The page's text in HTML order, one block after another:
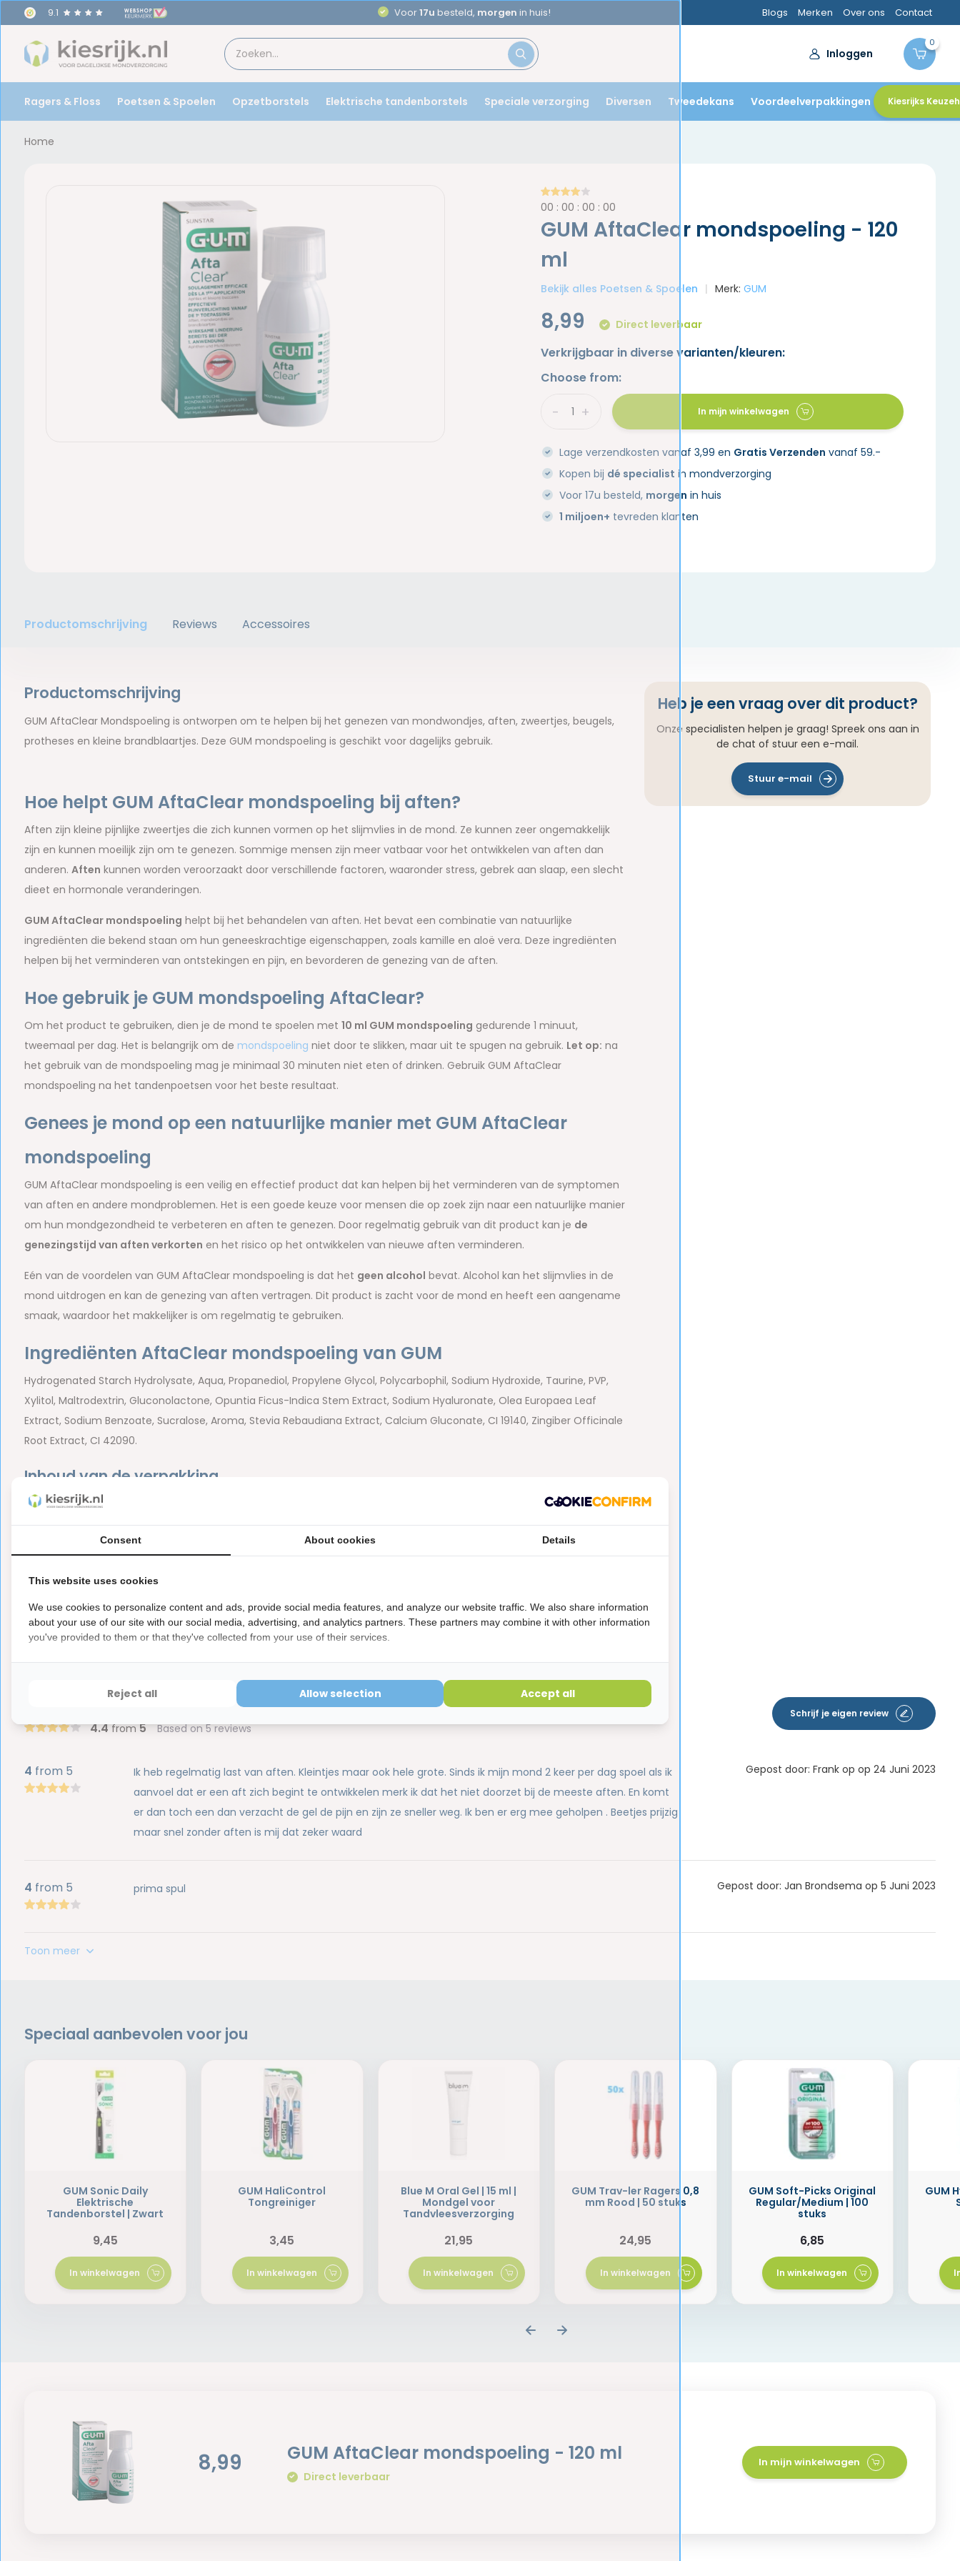
9.1 Aanbevolen doortandartsen Blogs Merken Over ons Contact
Inloggen
0
Ragers & Floss Poetsen & Spoelen Opzetborstels Elektrische tandenborstels Speciale verzorging Diversen Tweedekans Voordeelverpakkingen Kiesrijks
Home
00 :00 :00 :00
GUM AftaClear mondspoeling - 120
ml
Bekijk alles Poetsen & Spoelen Merk:GUM
8,99 Direct leverbaar
Verkrijgbaar in diverse varianten/kleuren:
Choose from:
+
- In mijn winkelwagen
Lage verzendkosten vanaf 3,99 en Gratis Verzenden vanaf 59.-
Kopen bij dé specialist in mondverzorging
Voor 17u besteld, morgen in huis
1 miljoen+ tevreden klanten
Productomschrijving Reviews Accessoires
Productomschrijving
GUM AftaClear Mondspoeling is ontworpen om te helpen bij het genezen van mondwondjes, aften, zweertjes, beugels,
protheses en kleine brandblaartjes. Deze GUM mondspoeling is geschikt voor dagelijks gebruik.
Hoe helpt GUM AftaClear mondspoeling bij aften?
Aften zijn kleine pijnlijke zweertjes die zich kunnen vormen op het slijmvlies in de mond. Ze kunnen zeer ongemakkelijk
zijn en kunnen moeilijk zijn om te genezen. Sommige mensen zijn meer vatbaar voor het ontwikkelen van aften dan
anderen. Aften kunnen worden veroorzaakt door verschillende factoren, waaronder stress, gebrek aan slaap, een slecht
dieet en hormonale veranderingen.
GUM AftaClear mondspoeling helpt bij het behandelen van aften. Het bevat een combinatie van natuurlijke
ingrediënten die bekend staan om hun geneeskrachtige eigenschappen, zoals kamille en aloë vera. Deze ingrediënten
helpen bij het verminderen van ontstekingen en pijn, en bevorderen de genezing van de aften.
Hoe gebruik je GUM mondspoeling AftaClear?
Om het product te gebruiken, dien je de mond te spoelen met 10 ml GUM mondspoeling gedurende 1 minuut,
tweemaal per dag. Het is belangrijk om de mondspoeling niet door te slikken, maar uit te spugen na gebruik. Let op: na
het gebruik van de mondspoeling mag je minimaal 30 minuten niet eten of drinken. Gebruik GUM AftaClear
mondspoeling na het tandenpoetsen voor het beste resultaat.
Genees je mond op een natuurlijke manier met GUM AftaClear
mondspoeling
GUM AftaClear mondspoeling is een veilig en effectief product dat kan helpen bij het verminderen van de symptomen
van aften en andere mondproblemen. Het is een goede keuze voor mensen die op zoek zijn naar een natuurlijke manier
om hun mondgezondheid te verbeteren en aften te genezen. Door regelmatig gebruik van dit product kan je de
genezingstijd van aften verkorten en het risico op het ontwikkelen van nieuwe aften verminderen.
Eén van de voordelen van GUM AftaClear mondspoeling is dat het geen alcohol bevat. Alcohol kan het slijmvlies in de
mond uitdrogen en kan de genezing van aften vertragen. Dit product is zacht voor de mond en heeft een aangename
smaak, waardoor het makkelijker is om regelmatig te gebruiken.
Ingrediënten AftaClear mondspoeling van GUM
Hydrogenated Starch Hydrolysate, Aqua, Propanediol, Propylene Glycol, Polycarbophil, Sodium Hydroxide, Taurine, PVP,
Xylitol, Maltrodextrin, Gluconolactone, Opuntia Ficus-Indica Stem Extract, Sodium Hyaluronate, Olea Europaea Leaf
Extract, Sodium Benzoate, Sucralose, Aroma, Stevia Rebaudiana Extract, Calcium Gluconate, CI 19140, Zingiber Officinale
Root Extract, CI 42090.
Inhoud van de verpakking
1x GUM AftaClear mondspoeling - 120 ml
ⓘDit is een hygiëne product met aangepaste retourvoorwaarden
Hygiëneartikelen waarvan de verzegeling na de levering is verbroken kunnen niet geretourneerd worden en
hebben ook een waardevermindering van 100%.
Heb je een vraag over dit product?
Onze specialisten helpen je graag! Spreek ons aan in
de chat of stuur een e-mail.
Stuur e-mail
4.4from5 Based on 5 reviews
Schrijf je eigen review
4 from 5
Ik heb regelmatig last van aften. Kleintjes maar ook hele grote. Sinds ik mijn mond 2 keer per dag spoel als ik
aanvoel dat er een aft zich begint te ontwikkelen merk ik dat het niet doorzet bij de meeste aften. En komt
er dan toch een dan verzacht de gel de pijn en zijn ze sneller weg. Ik ben er erg mee geholpen . Beetjes prijzig
maar snel zonder aften is mij dat zeker waard
Gepost door: Frank op op 24 Juni 2023
4 from 5 prima spul Gepost door: Jan Brondsema op 5 Juni 2023
Toon meer
Speciaal aanbevolen voor jou
GUM Sonic Daily
Elektrische
Tandenborstel | Zwart
9,45
In winkelwagen
GUM HaliControl
Tongreiniger
3,45
In winkelwagen
Blue M Oral Gel | 15 ml |
Mondgel voor
Tandvleesverzorging
21,95
In winkelwagen
GUM Trav-ler Ragers 0,8
mm Rood | 50 stuks
24,95
In winkelwagen
GUM Soft-Picks Original
Regular/Medium | 100
stuks
6,85
In winkelwagen
GUM
8,99 GUM AftaClear mondspoeling - 120 ml
Direct leverbaar
In mijn winkelwagen
Consent About cookies Details
This website uses cookies
We use cookies to personalize content and ads, provide social media features, and analyze our website traffic. We also share information
about your use of our site with our social media, advertising, and analytics partners. These partners may combine it with other information
you've provided to them or that they've collected from your use of their services.
Reject all Allow selection Accept all